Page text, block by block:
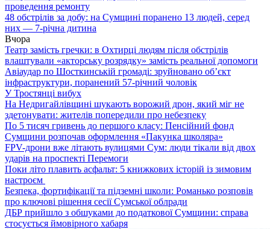
проведення ремонту
48 обстрілів за добу: на Сумщині поранено 13 людей, серед
них — 7-річна дитина
Вчора
Театр замість гречки: в Охтирці людям після обстрілів
влаштували «акторську розрядку» замість реальної допомоги
Авіаудар по Шосткинській громаді: зруйновано об’єкт
інфраструктури, поранений 57-річний чоловік
У Тростянці вибух
На Недригайлівщині шукають ворожий дрон, який міг не
здетонувати: жителів попередили про небезпеку
По 5 тисяч гривень до першого класу: Пенсійний фонд
Сумщини розпочав оформлення «Пакунка школяра»
FPV-дрони вже літають вулицями Сум: люди тікали від двох
ударів на проспекті Перемоги
Поки літо плавить асфальт: 5 книжкових історій із зимовим
настроєм
Безпека, фортифікації та підземні школи: Романько розповів
про ключові рішення сесії Сумської облради
ДБР прийшло з обшуками до податкової Сумщини: справа
стосується ймовірного хабаря